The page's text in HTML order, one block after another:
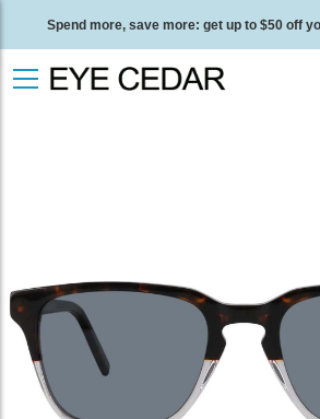
Spend more, save more: get up to $50 off
Free standard delivery on all orders